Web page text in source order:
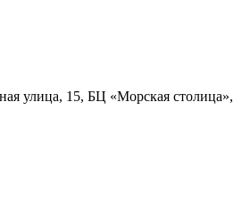
улица, 15, БЦ «Морская столица»,